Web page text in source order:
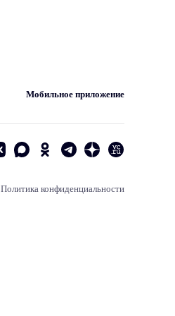
Мобильное приложение
Политика конфиденциальности